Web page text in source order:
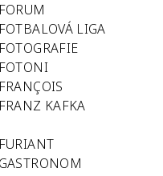
FORUM
FOTBALOVÁ LIGA
FOTOGRAFIE
FOTONI
FRANÇOIS
FRANZ KAFKA
FURIANT
GASTRONOM